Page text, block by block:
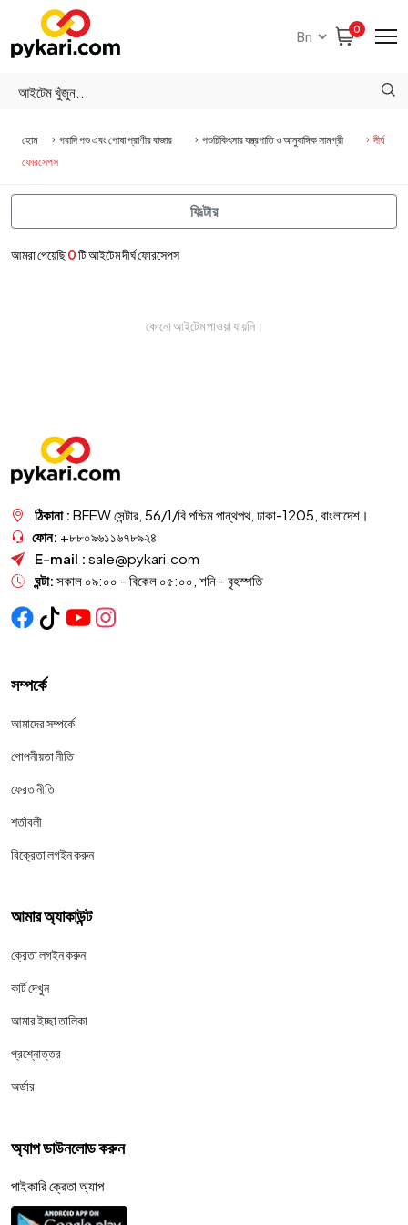
0
হোম গবাদি পশু এবং পোষা প্রাণীর বাজার পশুচিকিৎসার যন্ত্রপাতি ও আনুষাঙ্গিক সামগ্রী
দীর্ঘ
ফোরসেপস
আমরা পেয়েছি0টি আইটেম দীর্ঘ ফোরসেপস
কোনো আইটেম পাওয়া যায়নি।
ফিল্টার
ঠিকানা : BFEW সেন্টার, 56/1/বি পশ্চিম পান্থপথ, ঢাকা-1205, বাংলাদেশ।
ফোন: +৮৮০৯৬১১৬৭৮৯২৪
E-mail : sale@pykari.com
ঘন্টা: সকাল ০৯:০০ - বিকেল ০৫:০০, শনি - বৃহস্পতি
সম্পর্কে
আমাদের সম্পর্কে
গোপনীয়তা নীতি
ফেরত নীতি
শর্তাবলী
বিক্রেতা লগইন করুন
আমার অ্যাকাউন্ট
ক্রেতা লগইন করুন
কার্ট দেখুন
আমার ইচ্ছা তালিকা
প্রশ্নোত্তর
অর্ডার
অ্যাপ ডাউনলোড করুন
পাইকারি ক্রেতা অ্যাপ